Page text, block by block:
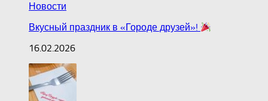
Новости
Вкусный праздник в «Городе друзей»!
16.02.2026